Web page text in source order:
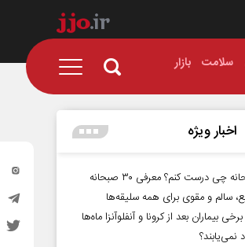
سلامت بازار
اخبار ویژه
صبحانه چی درست کنم؟ معرفی ۳۰ صبحانه
سالم و مقوی برای همه سلیقه‌ها
بیماران بعد از کرونا و آنفلوآنزا ماه‌ها
نمی‌یابند؟